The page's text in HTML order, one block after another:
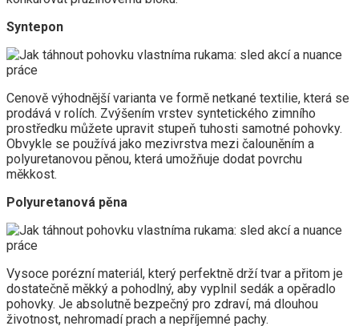
Syntepon
Cenově výhodnější varianta ve formě netkané textilie, která se
prodává v rolích. Zvýšením vrstev syntetického zimního
prostředku můžete upravit stupeň tuhosti samotné pohovky.
Obvykle se používá jako mezivrstva mezi čalouněním a
polyuretanovou pěnou, která umožňuje dodat povrchu
měkkost.
Polyuretanová pěna
Vysoce porézní materiál, který perfektně drží tvar a přitom je
dostatečně měkký a pohodlný, aby vyplnil sedák a opěradlo
pohovky. Je absolutně bezpečný pro zdraví, má dlouhou
životnost, nehromadí prach a nepříjemné pachy.